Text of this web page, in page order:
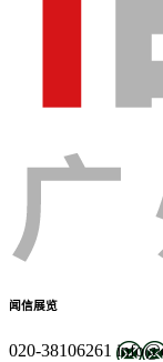
闻信展览
020-38106261